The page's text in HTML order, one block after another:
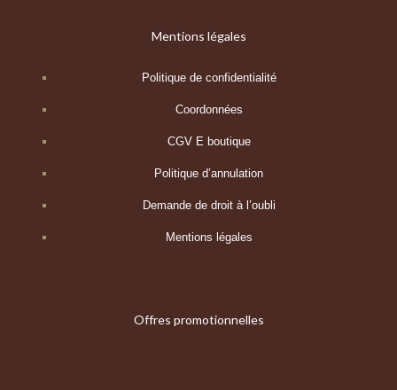
Mentions légales
Politique de confidentialité
Coordonnées
CGV E boutique
Politique d’annulation
Demande de droit à l’oubli
Mentions légales
Offres promotionnelles